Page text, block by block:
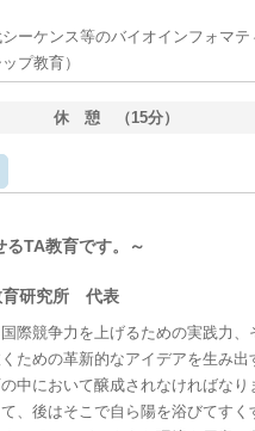
ーケンス等のバイオインフォマテ
プ教育）
休 憩 （15分）
るTA教育です。～
研究所 代表
際競争力を上げるための実践力、
ための革新的なアイデアを生み
中において醸成されなければな
、後はそこで自ら陽を浴びてす